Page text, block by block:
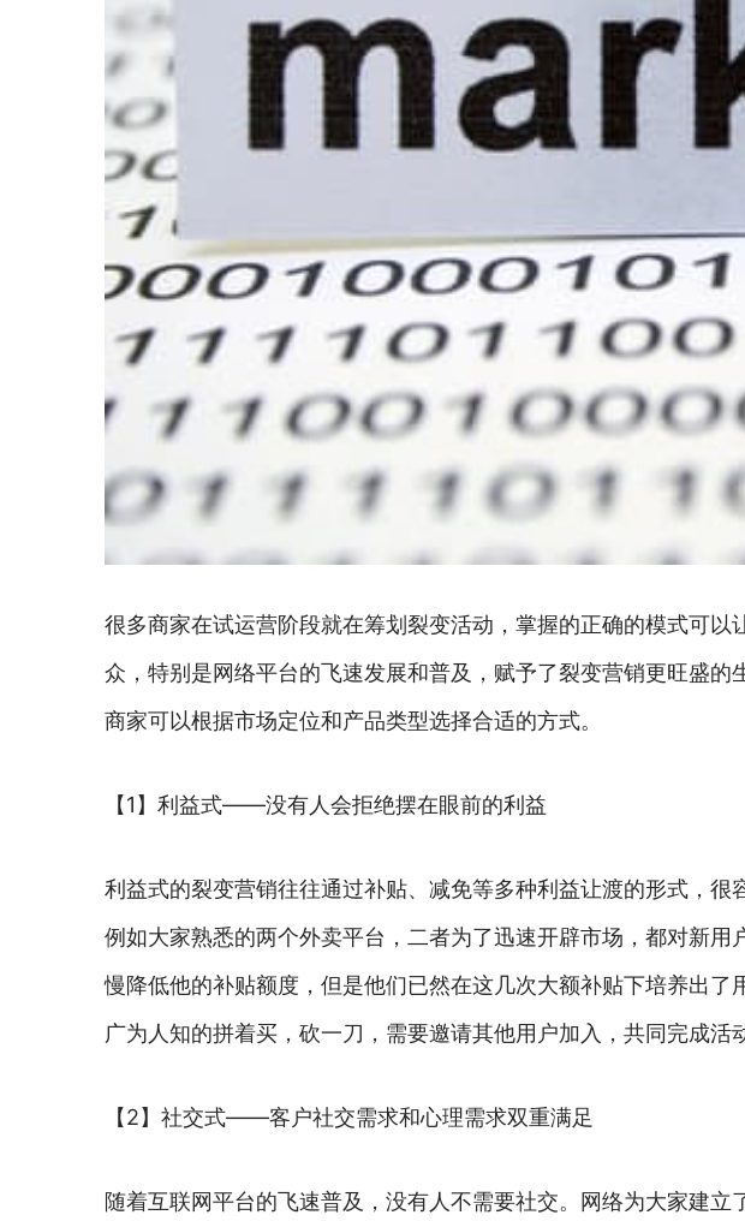
很多商家在试运营阶段就在筹划裂变活动，掌握的正确的模式可
众，特别是网络平台的飞速发展和普及，赋予了裂变营销更旺盛
商家可以根据市场定位和产品类型选择合适的方式。
【1】利益式——没有人会拒绝摆在眼前的利益
利益式的裂变营销往往通过补贴、减免等多种利益让渡的形式，
例如大家熟悉的两个外卖平台，二者为了迅速开辟市场，都对新
慢降低他的补贴额度，但是他们已然在这几次大额补贴下培养出
广为人知的拼着买，砍一刀，需要邀请其他用户加入，共同完成活
【2】社交式——客户社交需求和心理需求双重满足
随着互联网平台的飞速普及，没有人不需要社交。网络为大家建